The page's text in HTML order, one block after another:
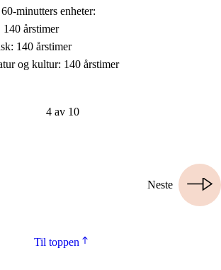
minutters enheter:
140 årstimer
140 årstimer
og kultur: 140 årstimer
4 av 10
Neste
Til toppen